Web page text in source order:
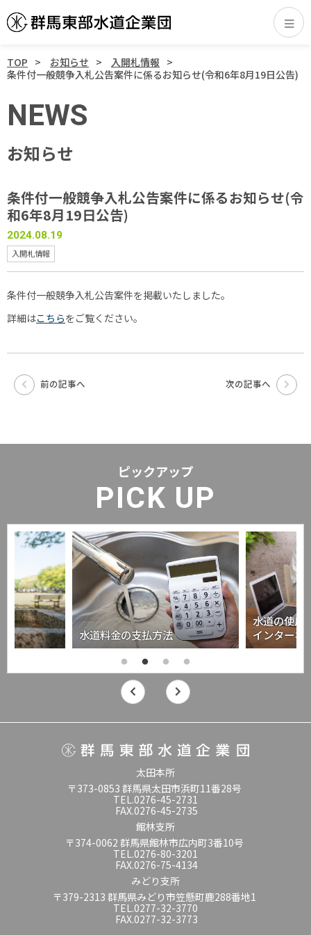
TOP お知らせ
入開札情報
条件付一般競争入札公告案件に係るお知らせ(令和6年8月19日公告)
NEWS
お知らせ
条件付一般競争入札公告案件に係るお知らせ(令
和6年8月19日公告)
2024.08.19
入開札情報
条件付一般競争入札公告案件を掲載いたしました。
詳細はこちらをご覧ください。
前の記事へ 次の記事へ
ピックアップ
PICK UP
水道料金の支払方法
水道の使用
インターネ
太田本所
〒373-0853 群馬県太田市浜町11番28号
TEL.0276-45-2731
FAX.0276-45-2735
館林支所
〒374-0062 群馬県館林市広内町3番10号
TEL.0276-80-3201
FAX.0276-75-4134
みどり支所
〒379-2313 群馬県みどり市笠懸町鹿288番地1
TEL.0277-32-3770
FAX.0277-32-3773